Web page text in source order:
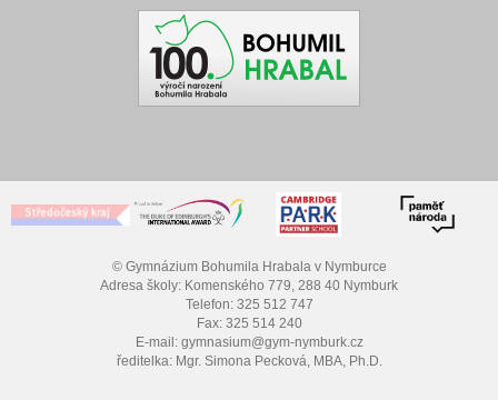
© Gymnázium Bohumila Hrabala v Nymburce
Adresa školy: Komenského 779, 288 40 Nymburk
Telefon: 325 512 747
Fax: 325 514 240
E-mail: gymnasium@gym-nymburk.cz
ředitelka: Mgr. Simona Pecková, MBA, Ph.D.